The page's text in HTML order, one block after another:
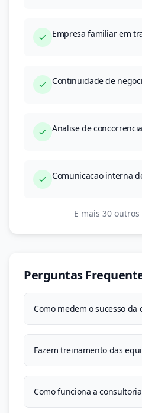
Empresa familiar em
Continuidade de
Analise de concorrencia
Comunicacao interna
E mais 30
Perguntas
Como medem o sucesso da
Fazem treinamento das
Como funciona a